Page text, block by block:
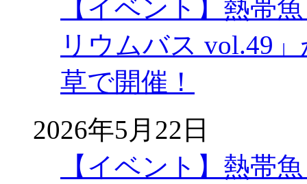
【イベント】熱帯
リウムバス vol.49
草で開催！
2026年5月22日
【イベント】熱帯